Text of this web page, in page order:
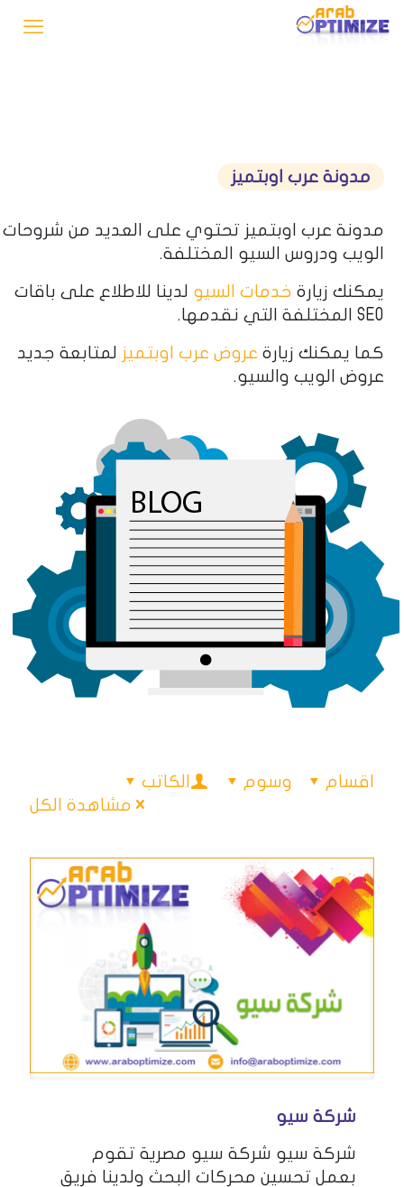
مدونة عرب اوبتميز
مدونة عرب اوبتميز تحتوي على العديد من شروحات
الويب ودروس السيو المختلفة.
يمكنك زيارة خدمات السيو لدينا للاطلاع على باقات
SEO المختلفة التي نقدمها.
كما يمكنك زيارة عروض عرب اوبتميز لمتابعة جديد
عروض الويب والسيو.
اقسام وسوم
الكاتب
مشاهدة الكل
شركة سيو
شركة سيو شركة سيو مصرية تقوم
بعمل تحسين محركات البحث ولدينا فريق